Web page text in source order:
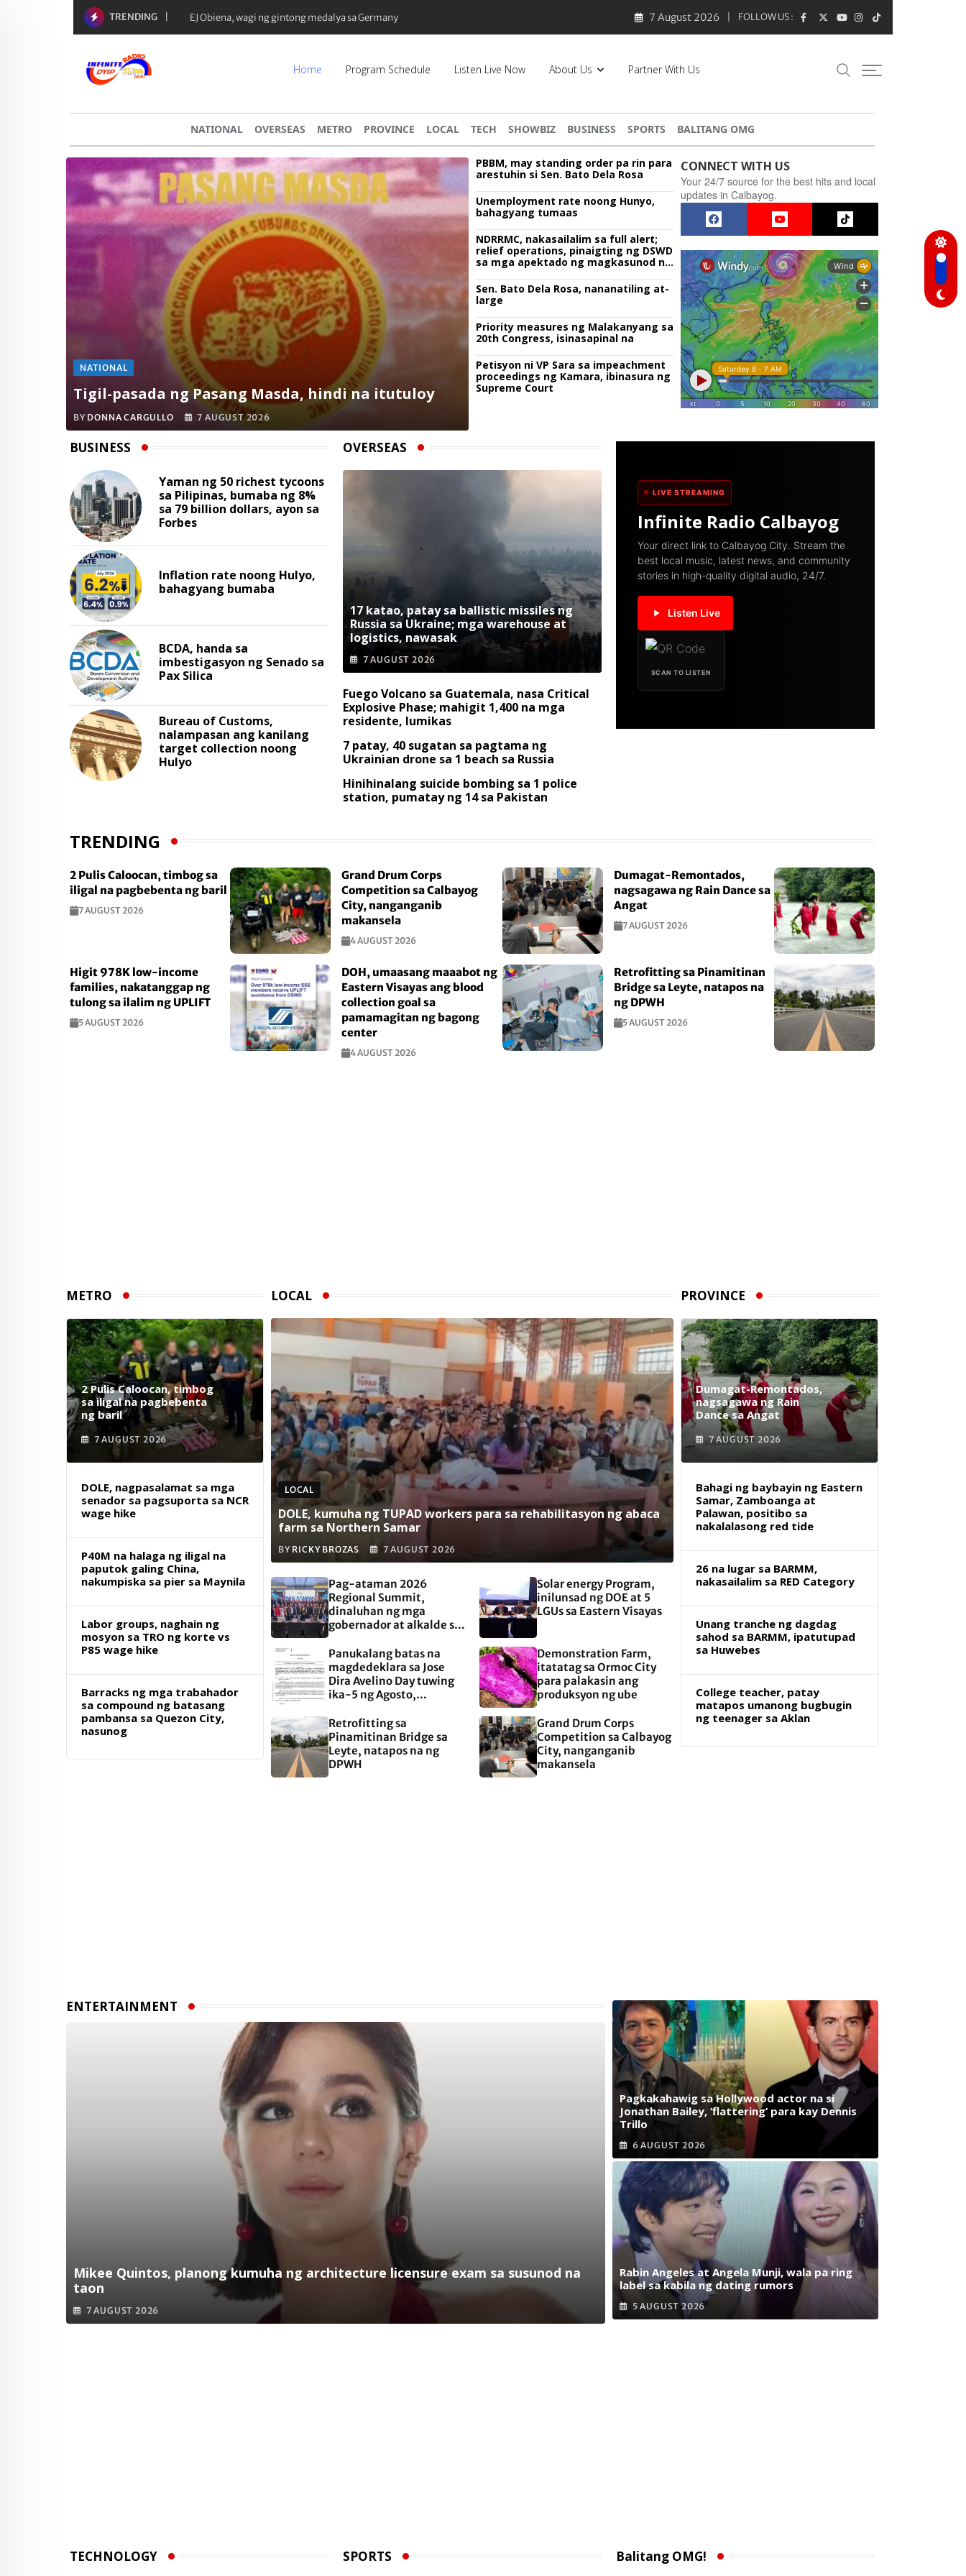
TRENDING EJ Obiena, wagi ng gintong medalya sa Germany 7 August 2026 FOLLOW US :
Home Program Schedule Listen Live Now About Us Partner With Us
NATIONAL OVERSEAS METRO PROVINCE LOCAL TECH SHOWBIZ BUSINESS SPORTS BALITANG OMG
NATIONAL
Tigil-pasada ng Pasang Masda, hindi na itutuloy
BY DONNA CARGULLO 7 AUGUST 2026
PBBM, may standing order pa rin para
arestuhin si Sen. Bato Dela Rosa
Unemployment rate noong Hunyo,
bahagyang tumaas
NDRRMC, nakasailalim sa full alert;
relief operations, pinaigting ng DSWD
sa mga apektado ng magkasunod na
Sen. Bato Dela Rosa, nananatiling at-
large
Priority measures ng Malakanyang sa
20th Congress, isinasapinal na
Petisyon ni VP Sara sa impeachment
proceedings ng Kamara, ibinasura ng
Supreme Court
CONNECT WITH US
Your 24/7 source for the best hits and local
updates in Calbayog.
BUSINESS
Yaman ng 50 richest tycoons
sa Pilipinas, bumaba ng 8%
sa 79 billion dollars, ayon sa
Forbes
Inflation rate noong Hulyo,
bahagyang bumaba
BCDA, handa sa
imbestigasyon ng Senado sa
Pax Silica
Bureau of Customs,
nalampasan ang kanilang
target collection noong
Hulyo
OVERSEAS
17 katao, patay sa ballistic missiles ng
Russia sa Ukraine; mga warehouse at
logistics, nawasak
7 AUGUST 2026
Fuego Volcano sa Guatemala, nasa Critical
Explosive Phase; mahigit 1,400 na mga
residente, lumikas
7 patay, 40 sugatan sa pagtama ng
Ukrainian drone sa 1 beach sa Russia
Hinihinalang suicide bombing sa 1 police
station, pumatay ng 14 sa Pakistan
LIVE STREAMING
Infinite Radio Calbayog
Your direct link to Calbayog City. Stream the
best local music, latest news, and community
stories in high-quality digital audio, 24/7.
Listen Live
SCAN TO LISTEN
TRENDING
2 Pulis Caloocan, timbog sa
iligal na pagbebenta ng baril
7 AUGUST 2026
Grand Drum Corps
Competition sa Calbayog
City, nanganganib
makansela
4 AUGUST 2026
Dumagat-Remontados,
nagsagawa ng Rain Dance sa
Angat
7 AUGUST 2026
Higit 978K low-income
families, nakatanggap ng
tulong sa ilalim ng UPLIFT
5 AUGUST 2026
DOH, umaasang maaabot ng
Eastern Visayas ang blood
collection goal sa
pamamagitan ng bagong
center
4 AUGUST 2026
Retrofitting sa Pinamitinan
Bridge sa Leyte, natapos na
ng DPWH
5 AUGUST 2026
METRO
2 Pulis Caloocan, timbog
sa iligal na pagbebenta
ng baril
7 AUGUST 2026
DOLE, nagpasalamat sa mga
senador sa pagsuporta sa NCR
wage hike
P40M na halaga ng iligal na
paputok galing China,
nakumpiska sa pier sa Maynila
Labor groups, naghain ng
mosyon sa TRO ng korte vs
P85 wage hike
Barracks ng mga trabahador
sa compound ng batasang
pambansa sa Quezon City,
nasunog
LOCAL
LOCAL
DOLE, kumuha ng TUPAD workers para sa rehabilitasyon ng abaca
farm sa Northern Samar
BY RICKY BROZAS 7 AUGUST 2026
Pag-ataman 2026
Regional Summit,
dinaluhan ng mga
gobernador at alkalde sa
Solar energy Program,
inilunsad ng DOE at 5
LGUs sa Eastern Visayas
Panukalang batas na
magdedeklara sa Jose
Dira Avelino Day tuwing
ika-5 ng Agosto,
Demonstration Farm,
itatatag sa Ormoc City
para palakasin ang
produksyon ng ube
Retrofitting sa
Pinamitinan Bridge sa
Leyte, natapos na ng
DPWH
Grand Drum Corps
Competition sa Calbayog
City, nanganganib
makansela
PROVINCE
Dumagat-Remontados,
nagsagawa ng Rain
Dance sa Angat
7 AUGUST 2026
Bahagi ng baybayin ng Eastern
Samar, Zamboanga at
Palawan, positibo sa
nakalalasong red tide
26 na lugar sa BARMM,
nakasailalim sa RED Category
Unang tranche ng dagdag
sahod sa BARMM, ipatutupad
sa Huwebes
College teacher, patay
matapos umanong bugbugin
ng teenager sa Aklan
ENTERTAINMENT
Mikee Quintos, planong kumuha ng architecture licensure exam sa susunod na
taon
7 AUGUST 2026
Pagkakahawig sa Hollywood actor na si
Jonathan Bailey, ‘flattering’ para kay Dennis
Trillo
6 AUGUST 2026
Rabin Angeles at Angela Munji, wala pa ring
label sa kabila ng dating rumors
5 AUGUST 2026
TECHNOLOGY SPORTS Balitang OMG!